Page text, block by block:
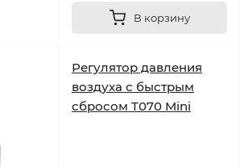
В корзину
Регулятор давления
воздуха с быстрым
сбросом T070 Mini